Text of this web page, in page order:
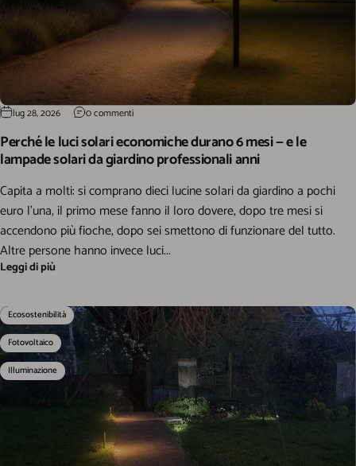
lug 28, 2026 0 commenti
Perché le luci solari economiche durano 6 mesi — e le
lampade solari da giardino professionali anni
Capita a molti: si comprano dieci lucine solari da giardino a pochi
euro l'una, il primo mese fanno il loro dovere, dopo tre mesi si
accendono più fioche, dopo sei smettono di funzionare del tutto.
Altre persone hanno invece luci...
Leggi di più
Ecosostenibilità
Fotovoltaico
Illuminazione